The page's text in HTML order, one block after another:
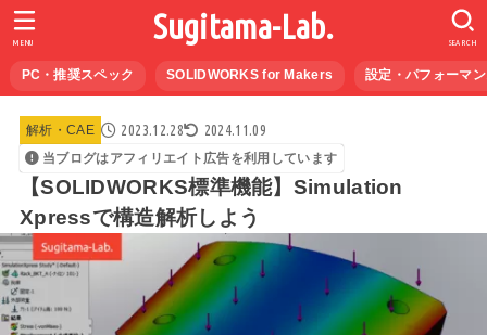
Sugitama-Lab.
PC・推奨スペック SOLIDWORKS for Makers 設定・パフォーマ
SEARCH
MENU
解析・CAE 2023.12.28 2024.11.09
当ブログはアフィリエイト広告を利用しています
【SOLIDWORKS標準機能】Simulation
Xpressで構造解析しよう